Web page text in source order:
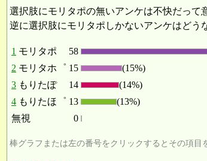
選択肢にモリタポの無いアンケは不快だって
逆に選択肢にモリタポしかないアンケはどう
1 モリタポ 58
2 モリタホ゜ 15
(15%)
3 もりたぽ 14
(14%)
4 もりたほ゜ 13
(13%)
無視
0
棒グラフまたは左の番号をクリックするとその項目